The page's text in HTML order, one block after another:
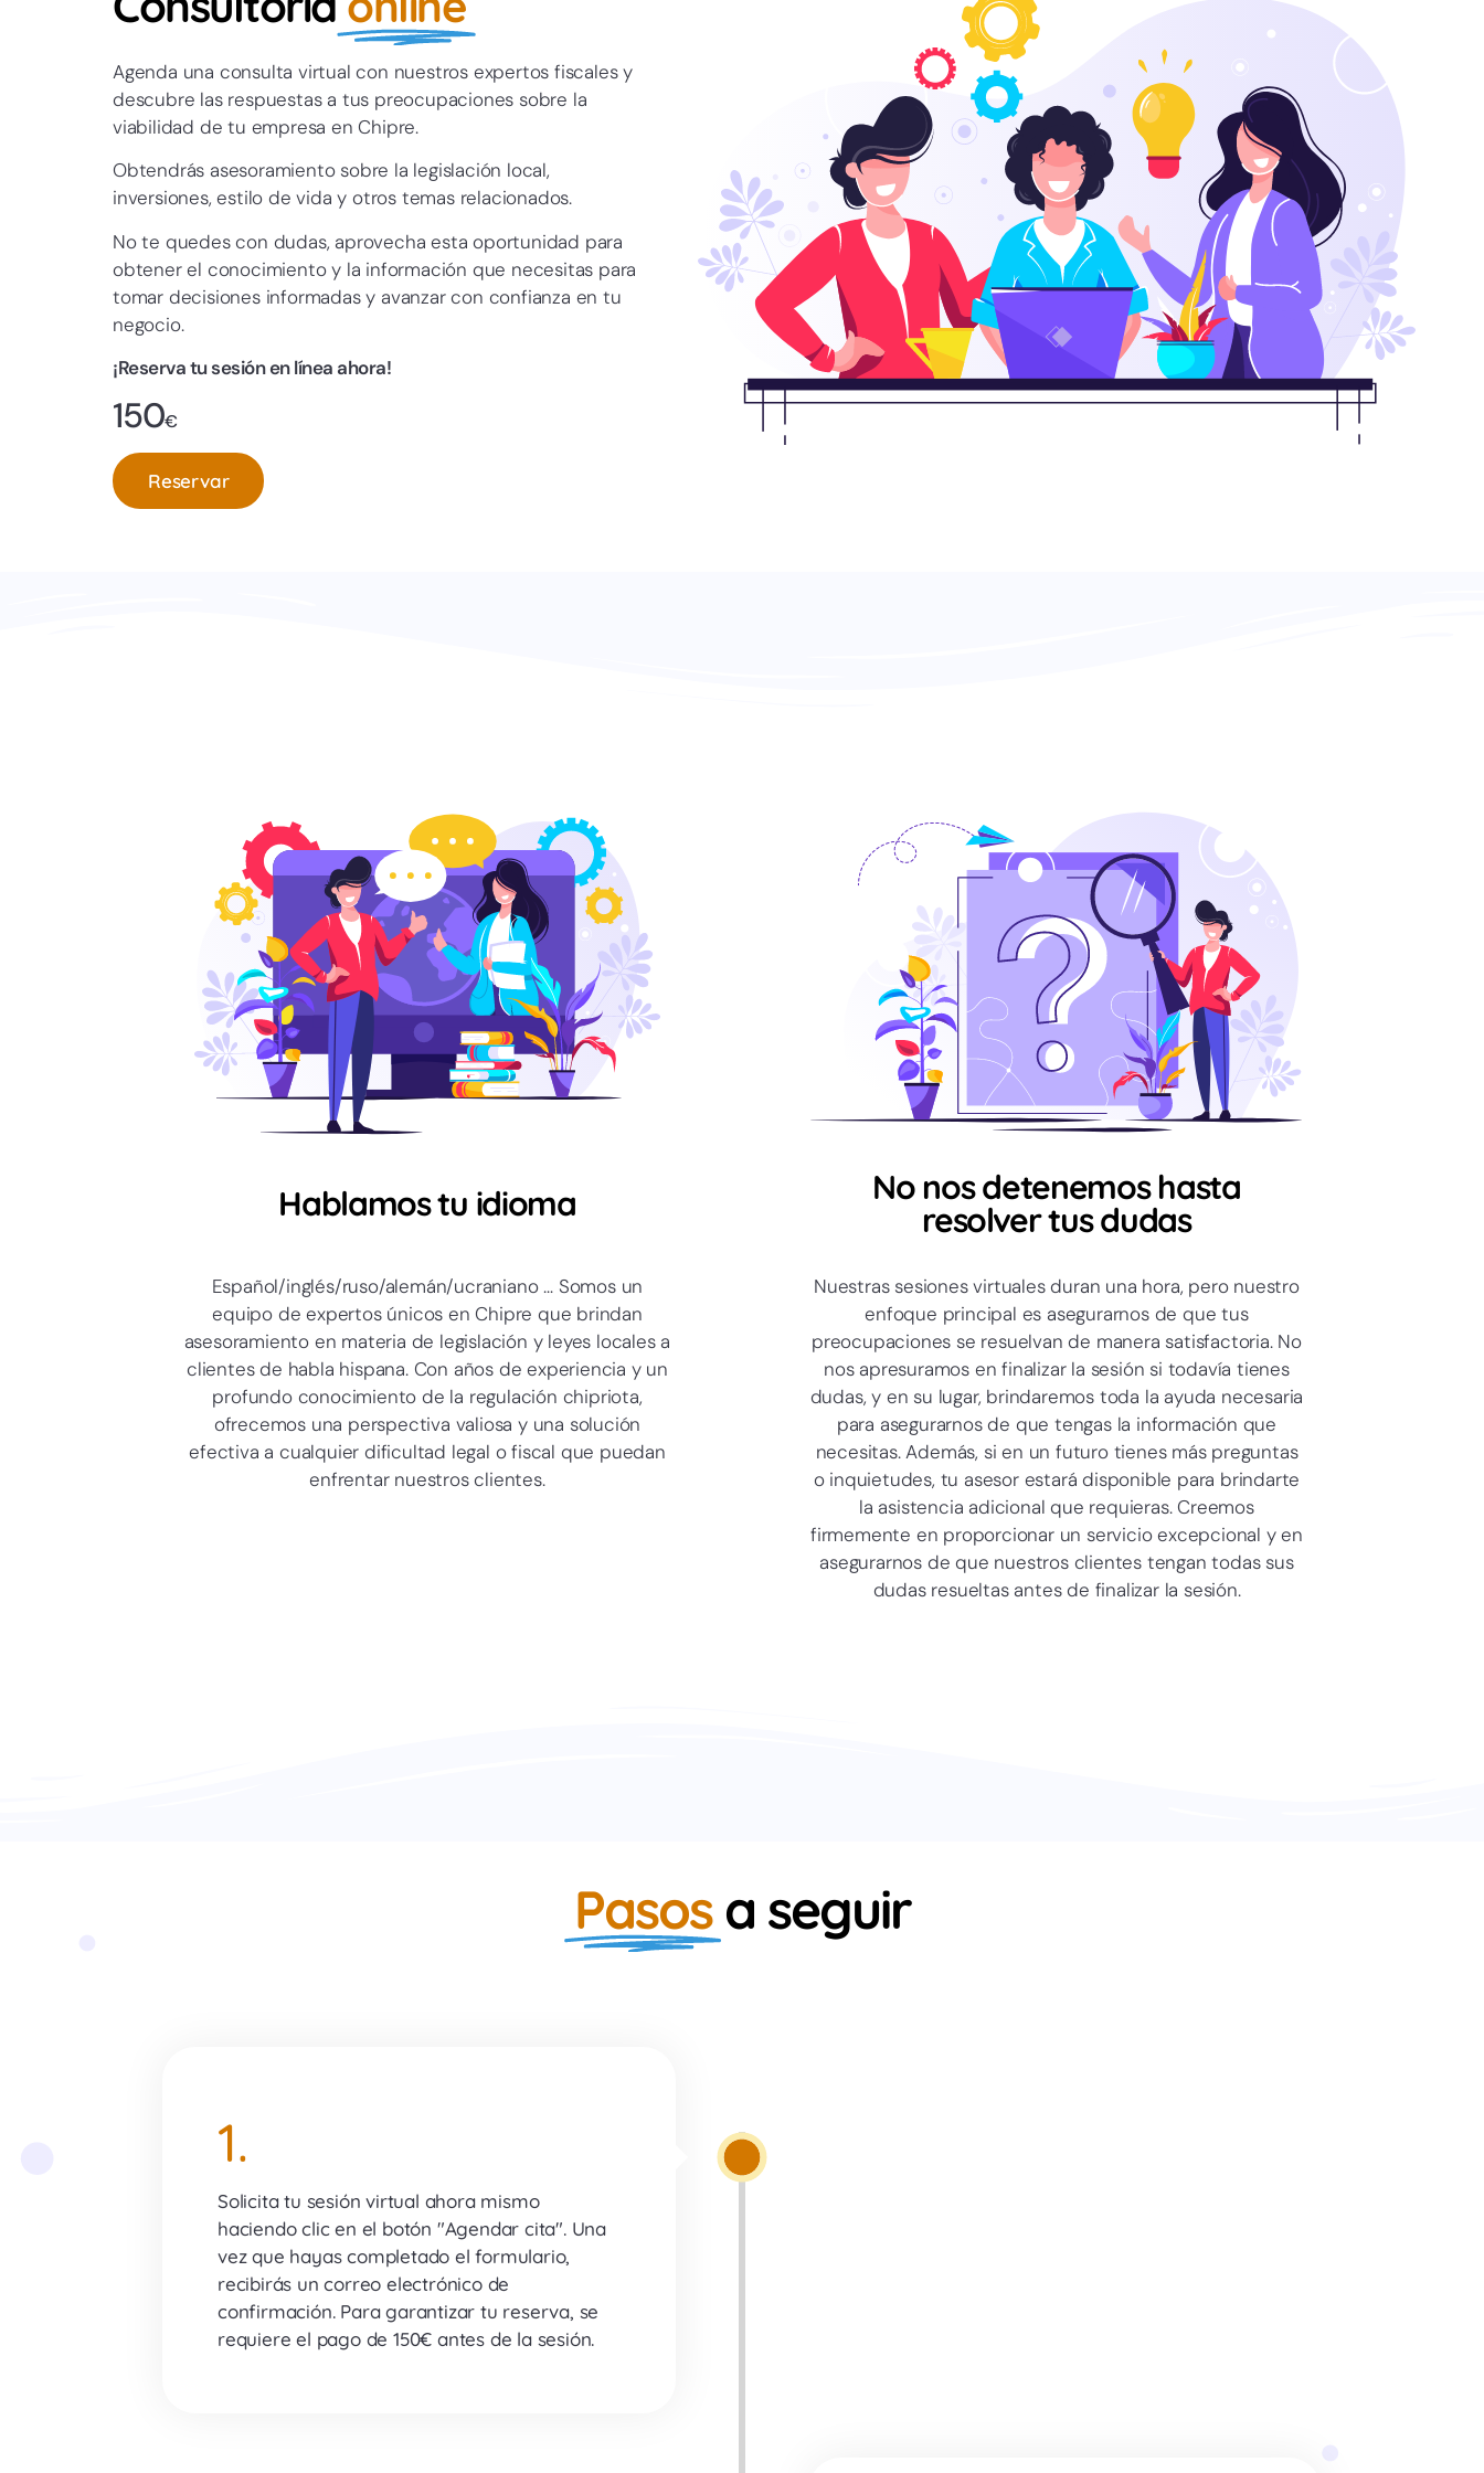
Agenda una consulta virtual con nuestros expertos fiscales y
descubre las respuestas a tus preocupaciones sobre la
viabilidad de tu empresa en Chipre.
Obtendrás asesoramiento sobre la legislación local,
inversiones, estilo de vida y otros temas relacionados.
No te quedes con dudas, aprovecha esta oportunidad para
obtener el conocimiento y la información que necesitas para
tomar decisiones informadas y avanzar con confianza en tu
negocio.
¡Reserva tu sesión en línea ahora!
150€
Reservar
Hablamos tu idioma
Español/inglés/ruso/alemán/ucraniano … Somos un
equipo de expertos únicos en Chipre que brindan
asesoramiento en materia de legislación y leyes locales a
clientes de habla hispana. Con años de experiencia y un
profundo conocimiento de la regulación chipriota,
ofrecemos una perspectiva valiosa y una solución
efectiva a cualquier dificultad legal o fiscal que puedan
enfrentar nuestros clientes.
No nos detenemos hasta
resolver tus dudas
Nuestras sesiones virtuales duran una hora, pero nuestro
enfoque principal es asegurarnos de que tus
preocupaciones se resuelvan de manera satisfactoria. No
nos apresuramos en finalizar la sesión si todavía tienes
dudas, y en su lugar, brindaremos toda la ayuda necesaria
para asegurarnos de que tengas la información que
necesitas. Además, si en un futuro tienes más preguntas
o inquietudes, tu asesor estará disponible para brindarte
la asistencia adicional que requieras. Creemos
firmemente en proporcionar un servicio excepcional y en
asegurarnos de que nuestros clientes tengan todas sus
dudas resueltas antes de finalizar la sesión.
Pasos a seguir
1.
Solicita tu sesión virtual ahora mismo
haciendo clic en el botón "Agendar cita". Una
vez que hayas completado el formulario,
recibirás un correo electrónico de
confirmación. Para garantizar tu reserva, se
requiere el pago de 150€ antes de la sesión.